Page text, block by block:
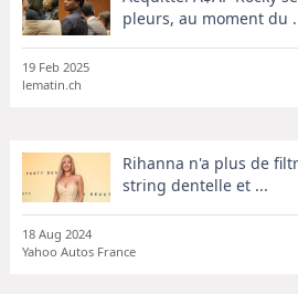
pleurs, au moment du
19 Feb 2025
lematin.ch
Rihanna n'a plus de
string dentelle et ...
18 Aug 2024
Yahoo Autos France